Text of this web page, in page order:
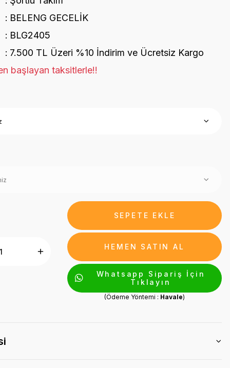
BELENG GECELİK
BLG2405
7.500 TL Üzeri %10 İndirim ve Ücretsiz Kargo
başlayan taksitlerle!!
SEPETE EKLE
HEMEN SATIN AL
Whatsapp Sipariş İçin
Tıklayın
(Ödeme Yöntemi : Havale)